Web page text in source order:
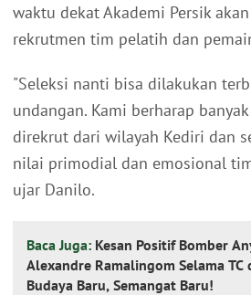
waktu dekat Akademi Persik
rekrutmen tim pelatih dan
"Seleksi nanti bisa dilakukan
undangan. Kami berharap
direkrut dari wilayah Kediri dan
nilai primodial dan emosional
ujar Danilo.
Baca Juga: Kesan Positif Bomber
Alexandre Ramalingom Selama TC
Budaya Baru, Semangat Baru!